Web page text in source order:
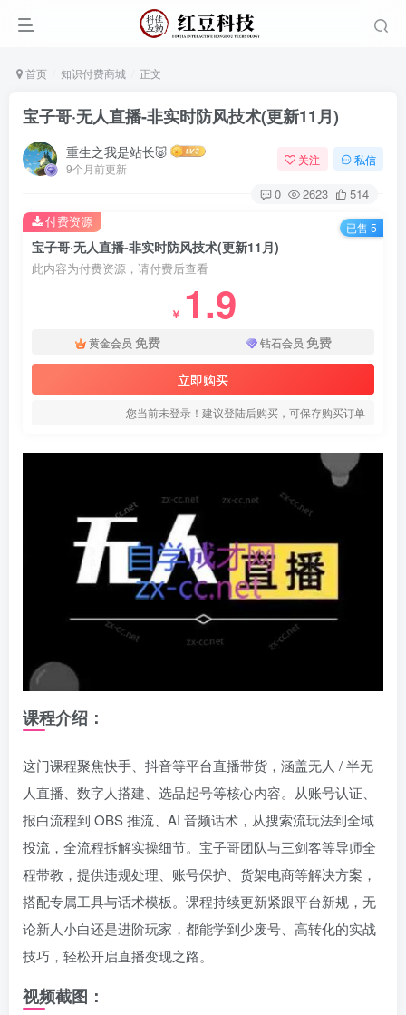
首页 知识付费商城 正文
宝子哥·无人直播-非实时防风技术(更新11月)
重生之我是站长🐷
9个月前更新
关注 私信
0 2623 514
宝子哥·无人直播-非实时防风技术(更新11月)
此内容为付费资源，请付费后查看
￥ 1.9
黄金会员 免费 钻石会员 免费
立即购买
您当前未登录！建议登陆后购买，可保存购买订单
付费资源 已售 5
课程介绍：
这门课程聚焦快手、抖音等平台直播带货，涵盖无人 / 半无
人直播、数字人搭建、选品起号等核心内容。从账号认证、
报白流程到 OBS 推流、AI 音频话术，从搜索流玩法到全域
投流，全流程拆解实操细节。宝子哥团队与三剑客等导师全
程带教，提供违规处理、账号保护、货架电商等解决方案，
搭配专属工具与话术模板。课程持续更新紧跟平台新规，无
论新人小白还是进阶玩家，都能学到少废号、高转化的实战
技巧，轻松开启直播变现之路。
视频截图：